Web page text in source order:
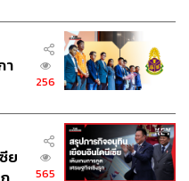
า
256
ย
565